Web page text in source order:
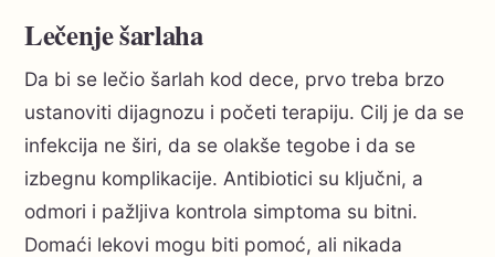
Lečenje šarlaha
Da bi se lečio šarlah kod dece, prvo treba brzo
ustanoviti dijagnozu i početi terapiju. Cilj je da se
infekcija ne širi, da se olakše tegobe i da se
izbegnu komplikacije. Antibiotici su ključni, a
odmori i pažljiva kontrola simptoma su bitni.
Domaći lekovi mogu biti pomoć, ali nikada